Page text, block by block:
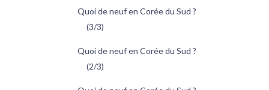
Quoi de neuf en Corée du Sud ?
(3/3)
Quoi de neuf en Corée du Sud ?
(2/3)